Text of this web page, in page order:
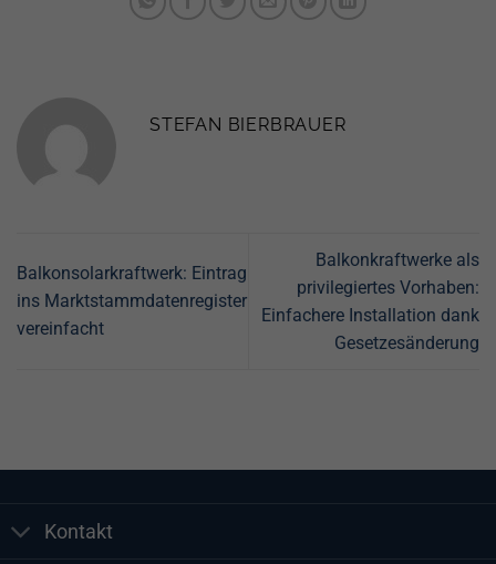
STEFAN BIERBRAUER
Balkonsolarkraftwerk: Eintrag
ins Marktstammdatenregister
vereinfacht
Balkonkraftwerke als
privilegiertes Vorhaben:
Einfachere Installation dank
Gesetzesänderung
Kontakt